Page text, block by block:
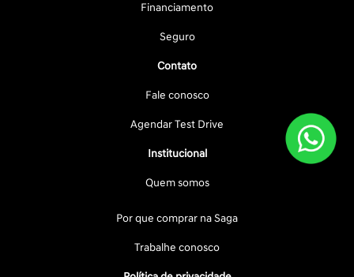
Financiamento
Seguro
Contato
Fale conosco
Agendar Test Drive
Institucional
Quem somos
Por que comprar na Saga
Trabalhe conosco